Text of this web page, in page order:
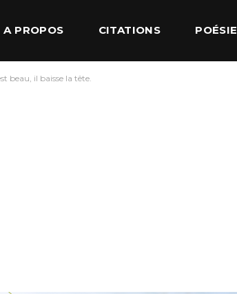
A PROPOS CITATIONS POÉSIE
beau, il baisse la tête.